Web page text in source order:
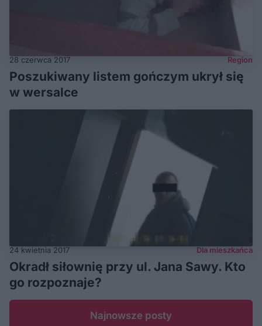
28 czerwca 2017 Region
Poszukiwany listem gończym ukrył się
w wersalce
24 kwietnia 2017 Dla mieszkańca
Okradł siłownię przy ul. Jana Sawy. Kto
go rozpoznaje?
Najnowsze posty